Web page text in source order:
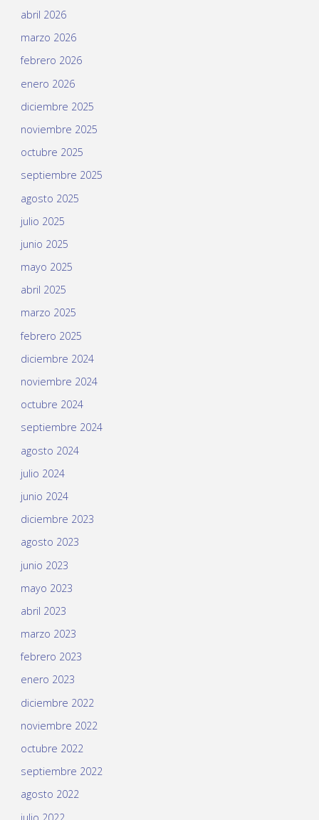
abril 2026
marzo 2026
febrero 2026
enero 2026
diciembre 2025
noviembre 2025
octubre 2025
septiembre 2025
agosto 2025
julio 2025
junio 2025
mayo 2025
abril 2025
marzo 2025
febrero 2025
diciembre 2024
noviembre 2024
octubre 2024
septiembre 2024
agosto 2024
julio 2024
junio 2024
diciembre 2023
agosto 2023
junio 2023
mayo 2023
abril 2023
marzo 2023
febrero 2023
enero 2023
diciembre 2022
noviembre 2022
octubre 2022
septiembre 2022
agosto 2022
julio 2022